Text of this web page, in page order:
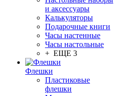
и аксессуары
Калькуляторы
Подарочные книги
Часы настенные
Часы настольные
+ ЕЩЕ 3
Флешки
Пластиковые
флешки